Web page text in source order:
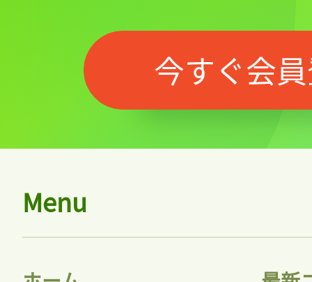
今すぐ会
Menu